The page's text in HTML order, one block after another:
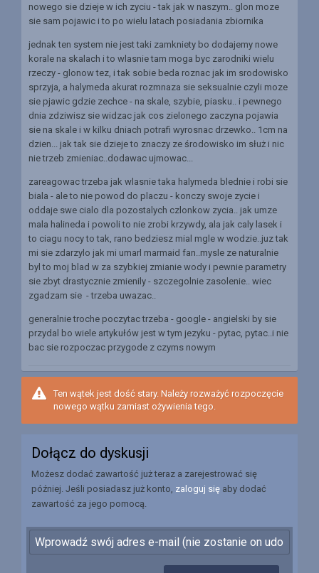
nowego sie dzieje w ich zyciu - tak jak w naszym.. glon moze
sie sam pojawic i to po wielu latach posiadania zbiornika
jednak ten system nie jest taki zamkniety bo dodajemy nowe
korale na skalach i to wlasnie tam moga byc zarodniki wielu
rzeczy - glonow tez, i tak sobie beda roznac jak im srodowisko
sprzyja, a halymeda akurat rozmnaza sie seksualnie czyli moze
sie pjawic gdzie zechce - na skale, szybie, piasku.. i pewnego
dnia zdziwisz sie widzac jak cos zielonego zaczyna pojawia
sie na skale i w kilku dniach potrafi wyrosnac drzewko.. 1cm na
dzien... jak tak sie dzieje to znaczy ze środowisko im służ i nic
nie trzeb zmieniac..dodawac ujmowac...
zareagowac trzeba jak wlasnie taka halymeda blednie i robi sie
biala - ale to nie powod do placzu - konczy swoje zycie i
oddaje swe cialo dla pozostalych czlonkow zycia.. jak umze
mala halineda i powoli to nie zrobi krzywdy, ala jak caly lasek i
to ciagu nocy to tak, rano bedziesz mial mgle w wodzie..juz tak
mi sie zdarzylo jak mi umarl marmaid fan..mysle ze naturalnie
byl to moj blad w za szybkiej zmianie wody i pewnie parametry
sie zbyt drastycznie zmienily - szczegolnie zasolenie.. wiec
zgadzam sie - trzeba uwazac..
generalnie troche poczytac trzeba - google - angielski by sie
przydal bo wiele artykułów jest w tym jezyku - pytac, pytac..i nie
bac sie rozpoczac przygode z czyms nowym
Ten wątek jest dość stary. Należy rozważyć rozpoczęcie
nowego wątku zamiast ożywienia tego.
Dołącz do dyskusji
Możesz dodać zawartość już teraz a zarejestrować się
później. Jeśli posiadasz już konto, zaloguj się aby dodać
zawartość za jego pomocą.